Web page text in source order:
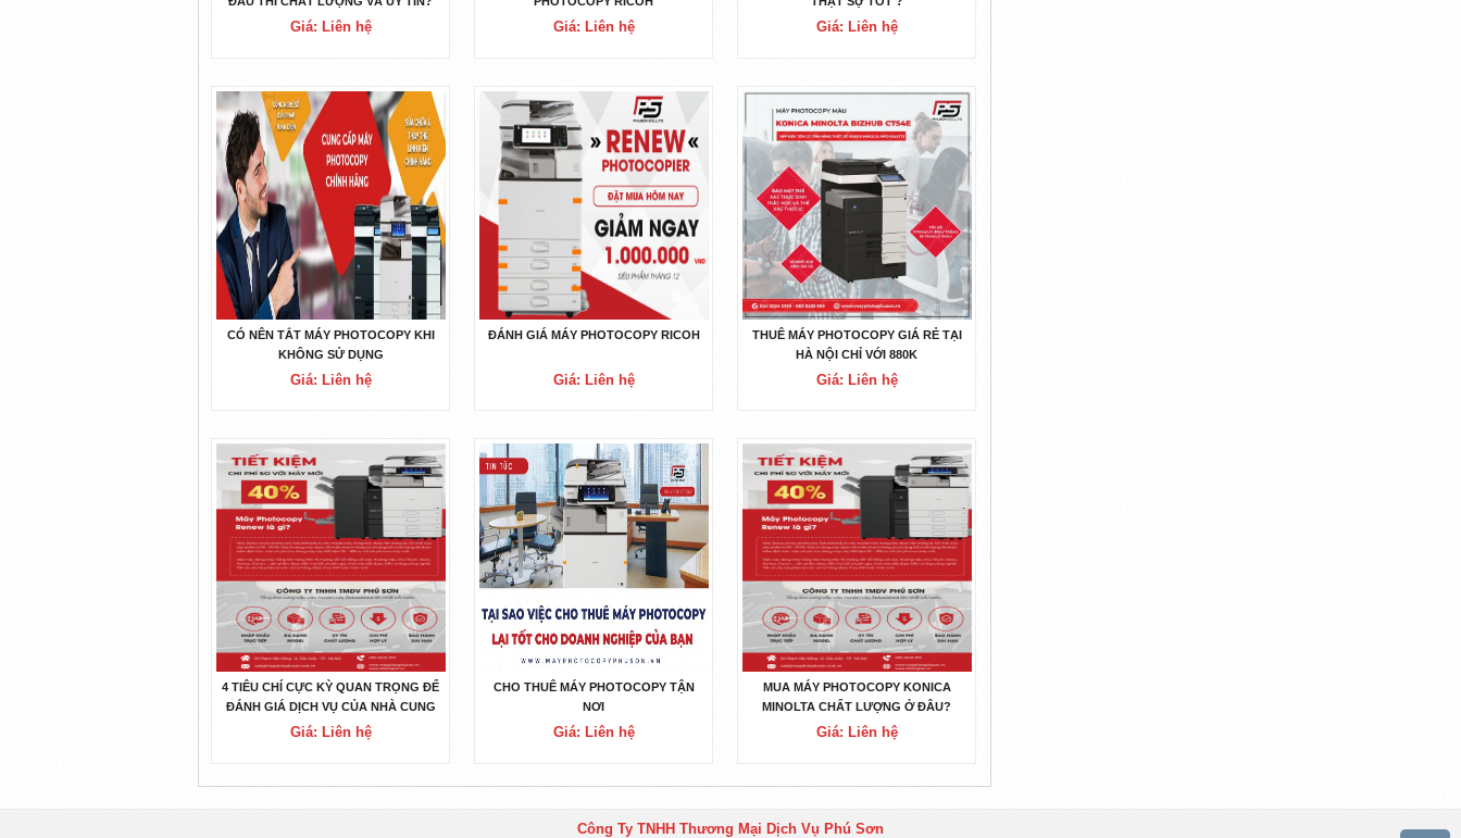
Giá: Liên hệ Giá: Liên hệ Giá: Liên hệ
CÓ NÊN TẮT MÁY PHOTOCOPY KHI
KHÔNG SỬ DỤNG
Giá: Liên hệ
ĐÁNH GIÁ MÁY PHOTOCOPY RICOH
Giá: Liên hệ
THUÊ MÁY PHOTOCOPY GIÁ RẺ TẠI
HÀ NỘI CHỈ VỚI 880K
Giá: Liên hệ
4 TIÊU CHÍ CỰC KỲ QUAN TRỌNG ĐỂ
ĐÁNH GIÁ DỊCH VỤ CỦA NHÀ CUNG
CẤP MÁY PHOTOCOPY TRƯỚC KHI
Giá: Liên hệ
CHO THUÊ MÁY PHOTOCOPY TẬN
NƠI
Giá: Liên hệ
MUA MÁY PHOTOCOPY KONICA
MINOLTA CHẤT LƯỢNG Ở ĐÂU?
Giá: Liên hệ
Công Ty TNHH Thương Mại Dịch Vụ Phú Sơn